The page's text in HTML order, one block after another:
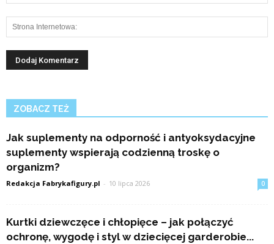
ZOBACZ TEŻ
Jak suplementy na odporność i antyoksydacyjne
suplementy wspierają codzienną troskę o
organizm?
Redakcja Fabrykafigury.pl - 10 lipca 2026 0
Kurtki dziewczęce i chłopięce – jak połączyć
ochronę, wygodę i styl w dziecięcej garderobie...